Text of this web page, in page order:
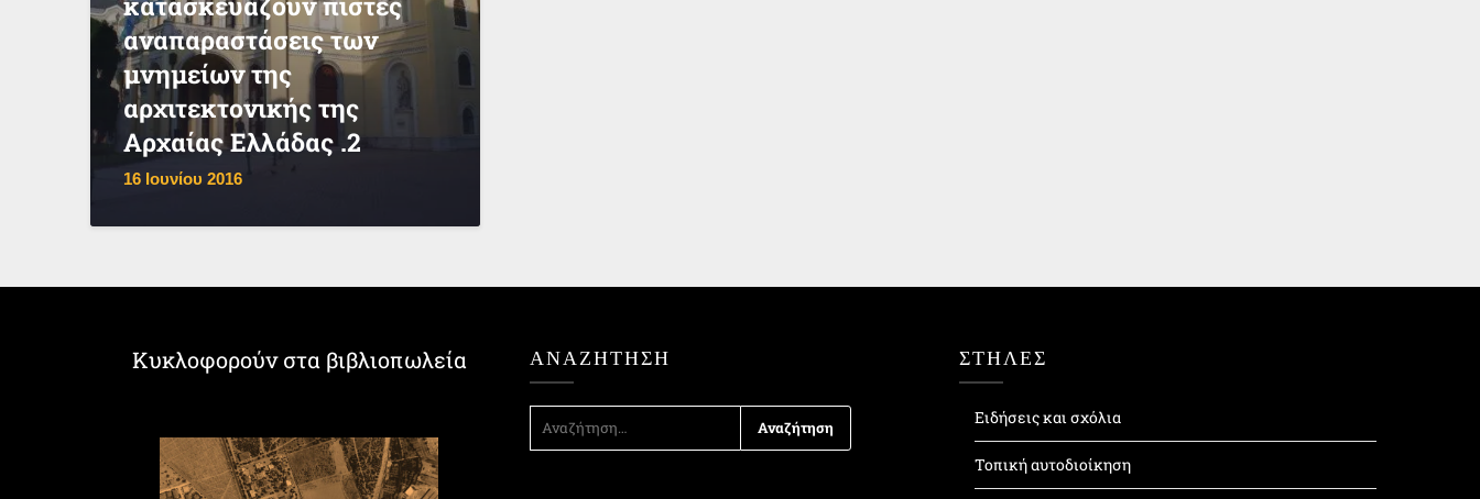
αναπαραστάσεις των
μνημείων της
αρχιτεκτονικής της
Αρχαίας Ελλάδας .2
16 Ιουνίου 2016
Κυκλοφορούν στα βιβλιοπωλεία ΑΝΑΖΉΤΗΣΗ
ΓΙΑ:
ΣΤΗΛΕΣ
Ειδήσεις και σχόλια
Τοπική αυτοδιοίκηση